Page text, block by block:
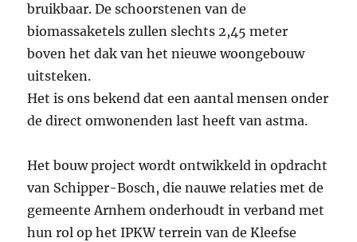
bruikbaar. De schoorstenen van de
biomassaketels zullen slechts 2,45 meter
boven het dak van het nieuwe woongebouw
uitsteken.
Het is ons bekend dat een aantal mensen onder
de direct omwonenden last heeft van astma.
Het bouw project wordt ontwikkeld in opdracht
van Schipper-Bosch, die nauwe relaties met de
gemeente Arnhem onderhoudt in verband met
hun rol op het IPKW terrein van de Kleefse